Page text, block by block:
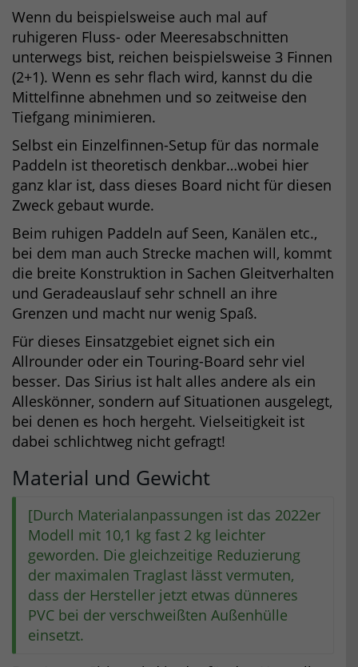
Wenn du beispielsweise auch mal auf
ruhigeren Fluss- oder Meeresabschnitten
unterwegs bist, reichen beispielsweise 3 Finnen
(2+1). Wenn es sehr flach wird, kannst du die
Mittelfinne abnehmen und so zeitweise den
Tiefgang minimieren.
Selbst ein Einzelfinnen-Setup für das normale
Paddeln ist theoretisch denkbar…wobei hier
ganz klar ist, dass dieses Board nicht für diesen
Zweck gebaut wurde.
Beim ruhigen Paddeln auf Seen, Kanälen etc.,
bei dem man auch Strecke machen will, kommt
die breite Konstruktion in Sachen Gleitverhalten
und Geradeauslauf sehr schnell an ihre
Grenzen und macht nur wenig Spaß.
Für dieses Einsatzgebiet eignet sich ein
Allrounder oder ein Touring-Board sehr viel
besser. Das Sirius ist halt alles andere als ein
Alleskönner, sondern auf Situationen ausgelegt,
bei denen es hoch hergeht. Vielseitigkeit ist
dabei schlichtweg nicht gefragt!
Material und Gewicht
[Durch Materialanpassungen ist das 2022er
Modell mit 10,1 kg fast 2 kg leichter
geworden. Die gleichzeitige Reduzierung
der maximalen Traglast lässt vermuten,
dass der Hersteller jetzt etwas dünneres
PVC bei der verschweißten Außenhülle
einsetzt.